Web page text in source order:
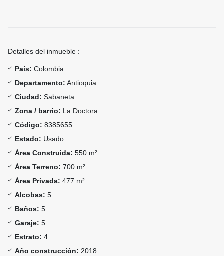
Detalles del inmueble :
País: Colombia
Departamento: Antioquia
Ciudad: Sabaneta
Zona / barrio: La Doctora
Código: 8385655
Estado: Usado
Área Construida: 550 m²
Área Terreno: 700 m²
Área Privada: 477 m²
Alcobas: 5
Baños: 5
Garaje: 5
Estrato: 4
Año construcción: 2018